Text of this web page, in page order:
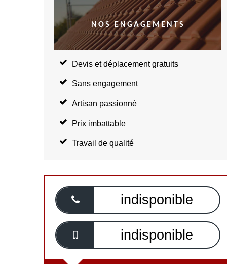
NOS ENGAGEMENTS
Devis et déplacement gratuits
Sans engagement
Artisan passionné
Prix imbattable
Travail de qualité
indisponible
indisponible